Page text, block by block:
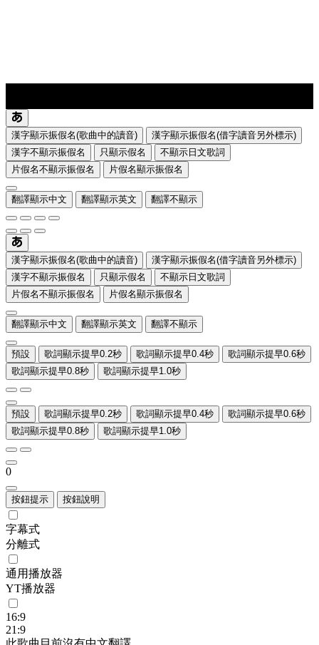
漢字顯示振假名(歌曲中的讀音)
漢字顯示振假名(借字讀音另外標示)
漢字不顯示振假名
只顯示假名
不顯示日文歌詞
片假名不顯示振假名
片假名顯示振假名
翻譯顯示中文 翻譯顯示英文 翻譯不顯示
漢字顯示振假名(歌曲中的讀音)
漢字顯示振假名(借字讀音另外標示)
漢字不顯示振假名
只顯示假名
不顯示日文歌詞
片假名不顯示振假名
片假名顯示振假名
翻譯顯示中文 翻譯顯示英文 翻譯不顯示
預設 歌詞顯示提早0.2秒 歌詞顯示提早0.4秒
歌詞顯示提早0.6秒
歌詞顯示提早0.8秒
歌詞顯示提早1.0秒
預設 歌詞顯示提早0.2秒 歌詞顯示提早0.4秒
歌詞顯示提早0.6秒
歌詞顯示提早0.8秒
歌詞顯示提早1.0秒
0
按鈕提示 按鈕說明
字幕式
分離式
通用播放器
YT播放器
16:9
21:9